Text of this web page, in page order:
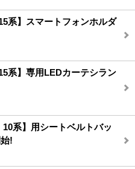
系】スマートフォンホルダ
系】専用LEDカーテシラン
10系】用シートベルトバッ
!